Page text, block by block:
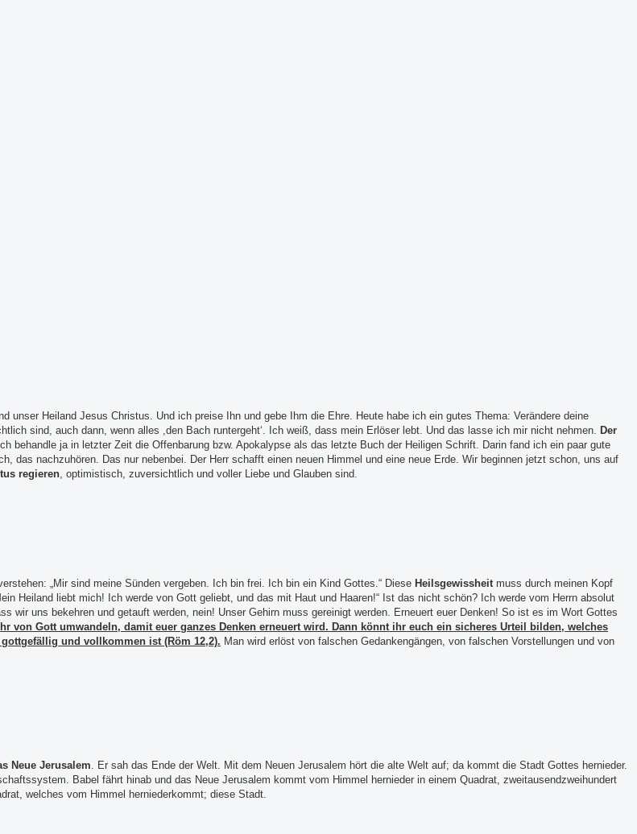
unser Heiland Jesus Christus. Und ich preise Ihn und gebe Ihm die Ehre. Heute habe ich ein gutes Thema: Verändere deine
sind, auch dann, wenn alles ,den Bach runtergeht‘. Ich weiß, dass mein Erlöser lebt. Und das lasse ich mir nicht nehmen. Der
behandle ja in letzter Zeit die Offenbarung bzw. Apokalypse als das letzte Buch der Heiligen Schrift. Darin fand ich ein paar gute
das nachzuhören. Das nur nebenbei. Der Herr schafft einen neuen Himmel und eine neue Erde. Wir beginnen jetzt schon, uns auf
regieren, optimistisch, zuversichtlich und voller Liebe und Glauben sind.
„Mir sind meine Sünden vergeben. Ich bin frei. Ich bin ein Kind Gottes.“ Diese Heilsgewissheitmuss durch meinen Kopf
Heiland liebt mich! Ich werde von Gott geliebt, und das mit Haut und Haaren!“ Ist das nicht schön? Ich werde vom Herrn absolut
wir uns bekehren und getauft werden, nein! Unser Gehirn muss gereinigt werden. Erneuert euer Denken! So ist es im Wort Gottes
von Gott umwandeln, damit euer ganzes Denken erneuert wird. Dann könnt ihr euch ein sicheres Urteil bilden, welches
und vollkommen ist (Röm 12,2). Man wird erlöst von falschen Gedankengängen, von falschen Vorstellungen und von
Neue Jerusalem. Er sah das Ende der Welt. Mit dem Neuen Jerusalem hört die alte Welt auf; da kommt die Stadt Gottes hernieder.
Babel fährt hinab und das Neue Jerusalem kommt vom Himmel hernieder in einem Quadrat, zweitausendzweihundert
welches vom Himmel herniederkommt; diese Stadt.